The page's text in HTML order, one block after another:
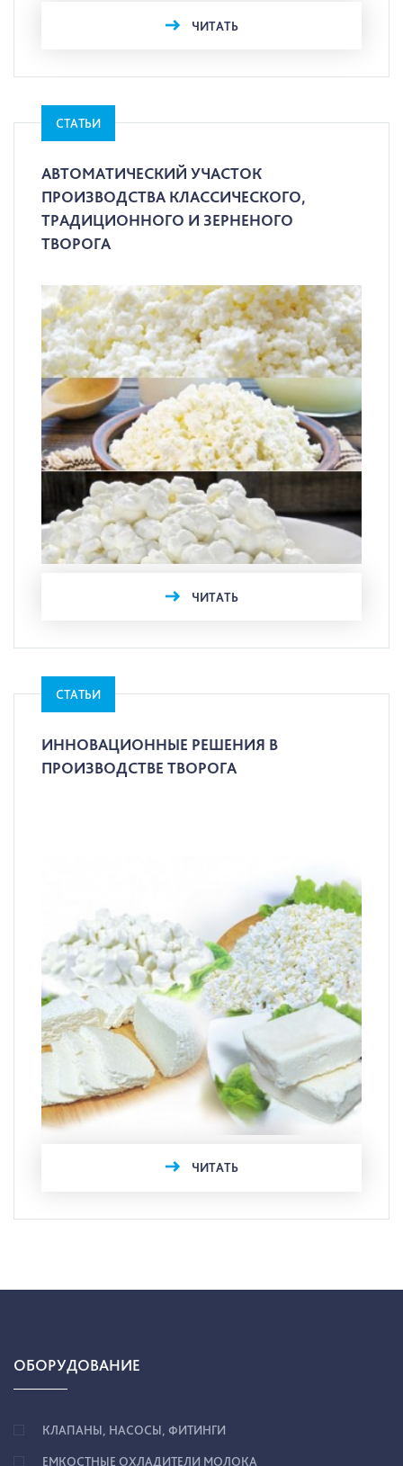
ЧИТАТЬ
СТАТЬИ
АВТОМАТИЧЕСКИЙ УЧАСТОК
ПРОИЗВОДСТВА КЛАССИЧЕСКОГО,
ТРАДИЦИОННОГО И ЗЕРНЕНОГО
ТВОРОГА
ЧИТАТЬ
СТАТЬИ
ИННОВАЦИОННЫЕ РЕШЕНИЯ В
ПРОИЗВОДСТВЕ ТВОРОГА
ЧИТАТЬ
ОБОРУДОВАНИЕ
КЛАПАНЫ, НАСОСЫ, ФИТИНГИ
ЕМКОСТНЫЕ ОХЛАДИТЕЛИ МОЛОКА